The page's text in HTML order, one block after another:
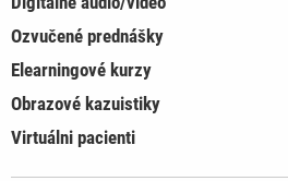
Ozvučené prednášky
Elearningové kurzy
Obrazové kazuistiky
Virtuálni pacienti